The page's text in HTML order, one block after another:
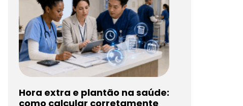
Hora extra e plantão na saúde:
como calcular corretamente